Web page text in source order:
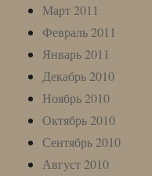
Март 2011
Февраль 2011
Январь 2011
Декабрь 2010
Ноябрь 2010
Октябрь 2010
Сентябрь 2010
Август 2010